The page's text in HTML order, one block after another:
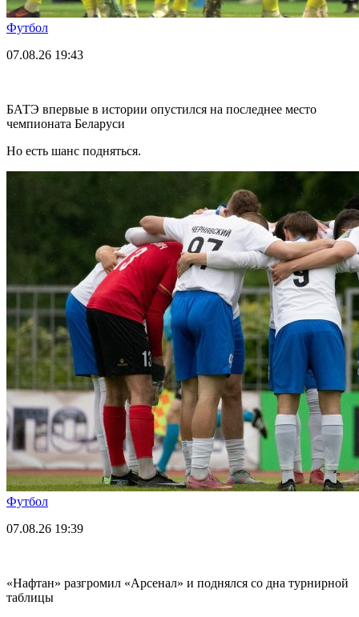
Футбол
07.08.26 19:43
БАТЭ впервые в истории опустился на последнее место
чемпионата Беларуси
Но есть шанс подняться.
Футбол
07.08.26 19:39
«Нафтан» разгромил «Арсенал» и поднялся со дна турнирной
таблицы